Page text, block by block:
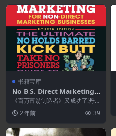
书籍宝库
No B.S. Direct Marketing:
The Ultimate No Holds Ba
rred Kick Butt Take No Pri
soners Guide to Extraordi
nary Growth and Profits
《百万富翁制造者》又成功了!丹s
的直接邮件策略，继...
2 年前 39